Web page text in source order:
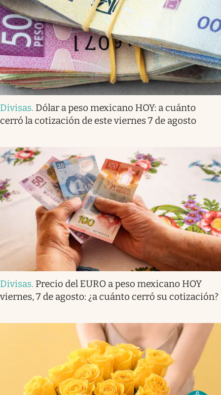
Divisas. Dólar a peso mexicano HOY: a cuánto
cerró la cotización de este viernes 7 de agosto
Divisas. Precio del EURO a peso mexicano HOY
viernes, 7 de agosto: ¿a cuánto cerró su cotización?